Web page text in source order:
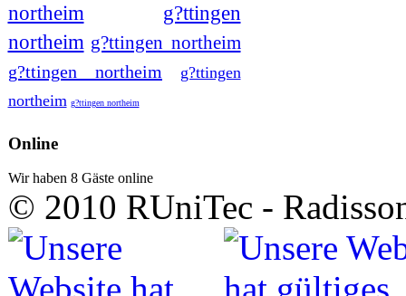
northeim
g?ttingen
northeim g?ttingen northeim
g?ttingen northeim
g?ttingen
northeim g?ttingen northeim
Online
Wir haben 8 Gäste online
© 2010 RUniTec -